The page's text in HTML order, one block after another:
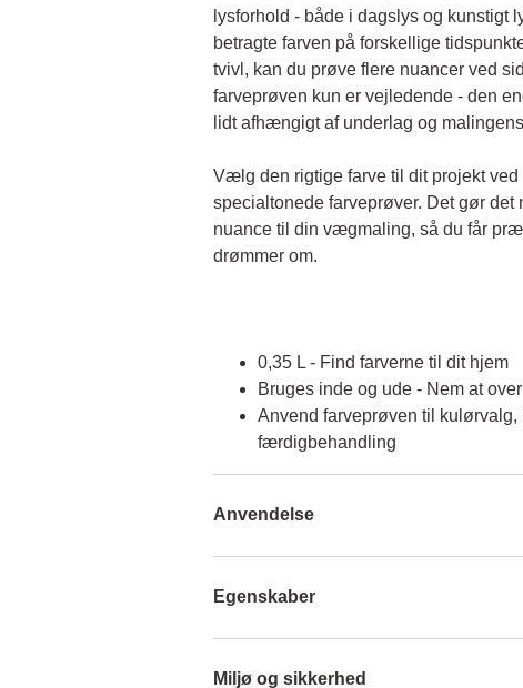
lysforhold - både i dagslys og kunstigt
betragte farven på forskellige
tvivl, kan du prøve flere nuancer ved
farveprøven kun er vejledende - den
lidt afhængigt af underlag og
Vælg den rigtige farve til dit projekt
specialtonede farveprøver. Det gør det
nuance til din vægmaling, så du får
drømmer om.
0,35 L - Find farverne til dit hjem
Bruges inde og ude - Nem at
Anvend farveprøven til kulørvalg,
færdigbehandling
Anvendelse
Egenskaber
Miljø og sikkerhed